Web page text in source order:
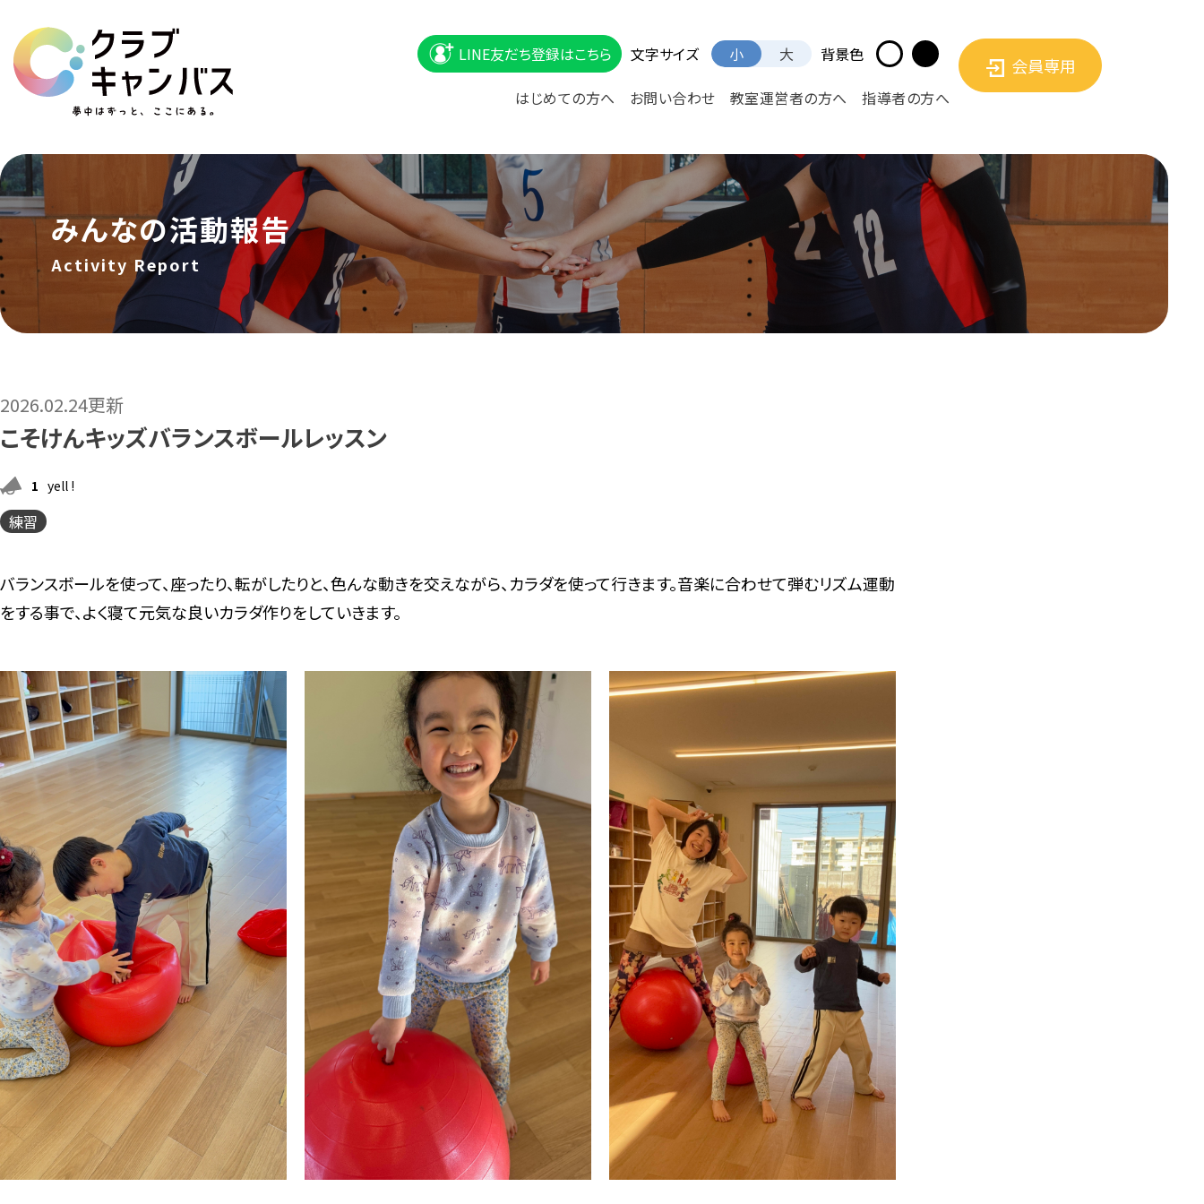
はじめての方へ お問い合わせ 教室運営者の方へ 指導者の方へ
LINE友だち登録はこちら 文字サイズ 小 大 背景色
会員専用
みんなの活動報告
Activity Report
2026.02.24更新
こそけんキッズバランスボールレッスン
1 yell !
練習
バランスボールを使って、座ったり、転がしたりと、色んな動きを交えながら、カラダを使って行きます。音楽に合わせて弾むリズム運動
をする事で、よく寝て元気な良いカラダ作りをしていきます。